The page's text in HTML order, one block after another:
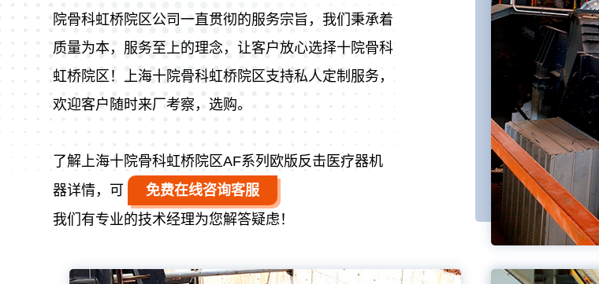
院骨科虹桥院区公司一直贯彻的服务宗旨，我们秉承着
质量为本，服务至上的理念，让客户放心选择十院骨科
虹桥院区！上海十院骨科虹桥院区支持私人定制服务，
欢迎客户随时来厂考察，选购。
了解上海十院骨科虹桥院区AF系列欧版反击医疗器机
器详情，可
免费在线咨询客服
我们有专业的技术经理为您解答疑虑！